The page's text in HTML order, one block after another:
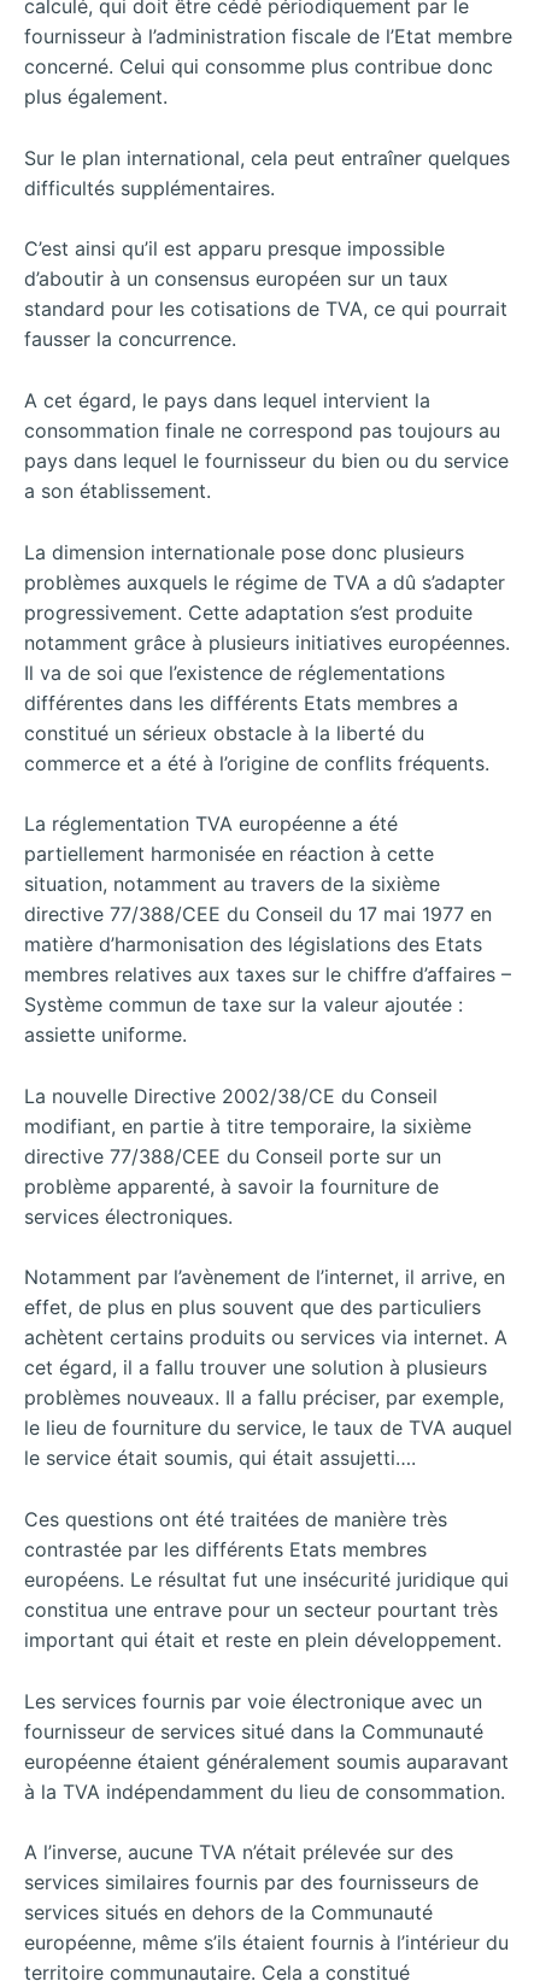
calculé, qui doit être cédé périodiquement par le
fournisseur à l’administration fiscale de l’Etat membre
concerné. Celui qui consomme plus contribue donc
plus également.
Sur le plan international, cela peut entraîner quelques
difficultés supplémentaires.
C’est ainsi qu’il est apparu presque impossible
d’aboutir à un consensus européen sur un taux
standard pour les cotisations de TVA, ce qui pourrait
fausser la concurrence.
A cet égard, le pays dans lequel intervient la
consommation finale ne correspond pas toujours au
pays dans lequel le fournisseur du bien ou du service
a son établissement.
La dimension internationale pose donc plusieurs
problèmes auxquels le régime de TVA a dû s’adapter
progressivement. Cette adaptation s’est produite
notamment grâce à plusieurs initiatives européennes.
Il va de soi que l’existence de réglementations
différentes dans les différents Etats membres a
constitué un sérieux obstacle à la liberté du
commerce et a été à l’origine de conflits fréquents.
La réglementation TVA européenne a été
partiellement harmonisée en réaction à cette
situation, notamment au travers de la sixième
directive 77/388/CEE du Conseil du 17 mai 1977 en
matière d’harmonisation des législations des Etats
membres relatives aux taxes sur le chiffre d’affaires –
Système commun de taxe sur la valeur ajoutée :
assiette uniforme.
La nouvelle Directive 2002/38/CE du Conseil
modifiant, en partie à titre temporaire, la sixième
directive 77/388/CEE du Conseil porte sur un
problème apparenté, à savoir la fourniture de
services électroniques.
Notamment par l’avènement de l’internet, il arrive, en
effet, de plus en plus souvent que des particuliers
achètent certains produits ou services via internet. A
cet égard, il a fallu trouver une solution à plusieurs
problèmes nouveaux. Il a fallu préciser, par exemple,
le lieu de fourniture du service, le taux de TVA auquel
le service était soumis, qui était assujetti….
Ces questions ont été traitées de manière très
contrastée par les différents Etats membres
européens. Le résultat fut une insécurité juridique qui
constitua une entrave pour un secteur pourtant très
important qui était et reste en plein développement.
Les services fournis par voie électronique avec un
fournisseur de services situé dans la Communauté
européenne étaient généralement soumis auparavant
à la TVA indépendamment du lieu de consommation.
A l’inverse, aucune TVA n’était prélevée sur des
services similaires fournis par des fournisseurs de
services situés en dehors de la Communauté
européenne, même s’ils étaient fournis à l’intérieur du
territoire communautaire. Cela a constitué